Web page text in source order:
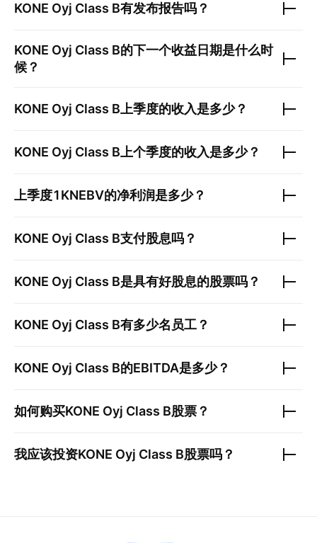
KONE Oyj Class B有发布报告吗？
KONE Oyj Class B的下一个收益日期是什么时
候？
KONE Oyj Class B 上季度的收入是多少？
KONE Oyj Class B 上个季度的收入是多少？
上季度1KNEBV的净利润是多少？
KONE Oyj Class B支付股息吗？
KONE Oyj Class B是具有好股息的股票吗？
KONE Oyj Class B有多少名员工？
KONE Oyj Class B的EBITDA是多少？
如何购买KONE Oyj Class B股票？
我应该投资KONE Oyj Class B股票吗？